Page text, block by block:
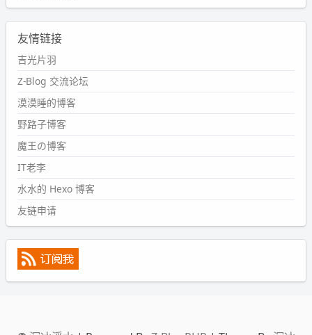
wdssmq
2024-09-11 08:45:43
#PubWord
然后天凉了，为了应对踢被子买了睡袋，不知道 1.2 米会不
会略窄。。
wdssmq
2024-09-09 19:43:00
#PubWord
表，21 年 11 月底发现 B 站上线了这部，直到前几天才看
完，还是分两次看的。。接下来有五项是 2019 年的，都是
电影 —— 略长的待办列表。。
友情链接
吉光片羽
Z-Blog 交流论坛
漠漠睡的博客
野路子博客
魔王の博客
IT老李
水水的 Hexo 博客
友链申请